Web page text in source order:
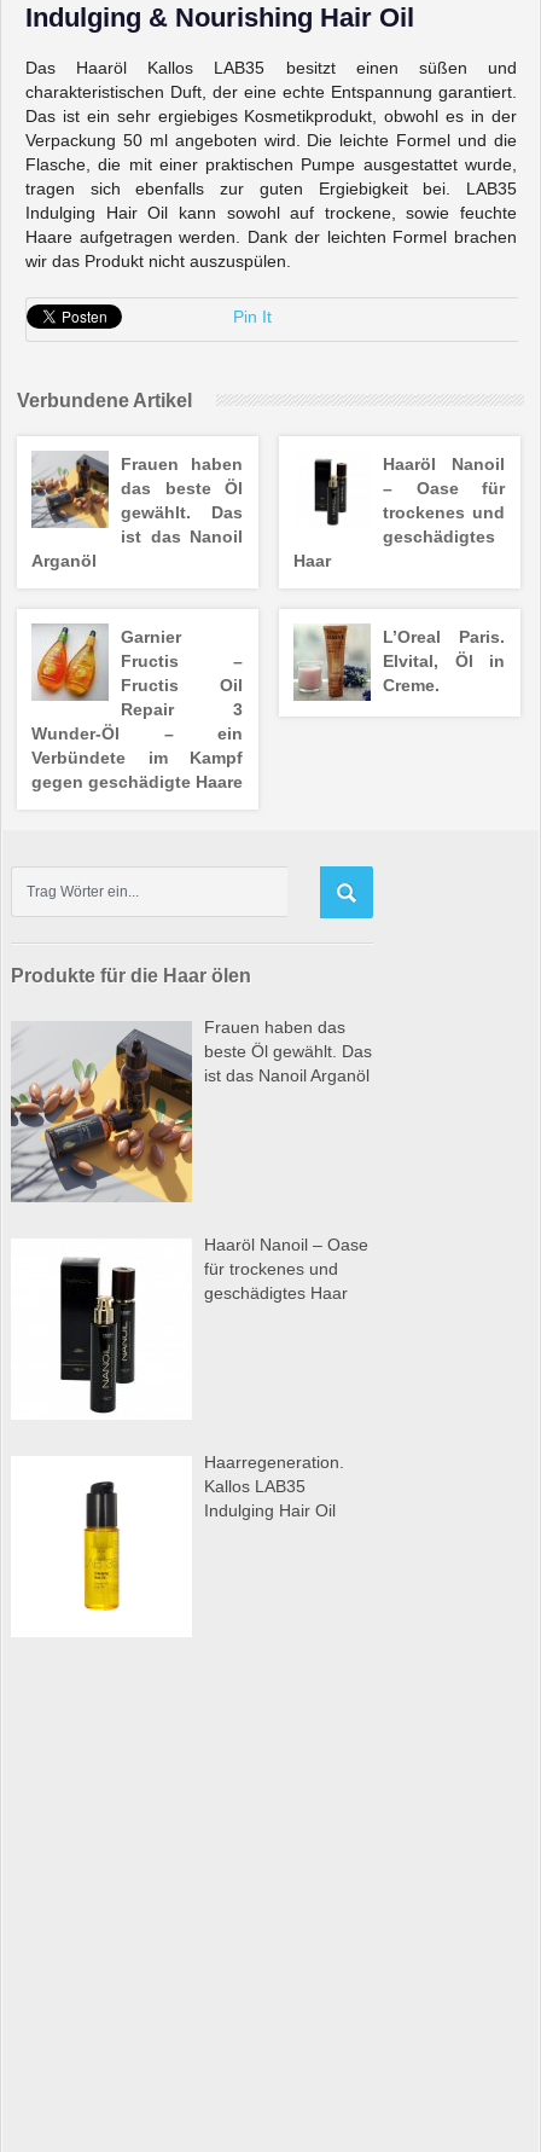
Indulging & Nourishing Hair Oil
Das Haaröl Kallos LAB35 besitzt einen süßen und
charakteristischen Duft, der eine echte Entspannung garantiert.
Das ist ein sehr ergiebiges Kosmetikprodukt, obwohl es in der
Verpackung 50 ml angeboten wird. Die leichte Formel und die
Flasche, die mit einer praktischen Pumpe ausgestattet wurde,
tragen sich ebenfalls zur guten Ergiebigkeit bei. LAB35
Indulging Hair Oil kann sowohl auf trockene, sowie feuchte
Haare aufgetragen werden. Dank der leichten Formel brachen
wir das Produkt nicht auszuspülen.
Pin It
Verbundene Artikel
Frauen haben
das beste Öl
gewählt. Das
ist das Nanoil
Arganöl
Haaröl Nanoil
– Oase für
trockenes und
geschädigtes
Haar
Garnier
Fructis –
Fructis Oil
Repair 3
Wunder-Öl – ein
Verbündete im Kampf
gegen geschädigte Haare
L’Oreal Paris.
Elvital, Öl in
Creme.
Produkte für die Haar ölen
Frauen haben das
beste Öl gewählt. Das
ist das Nanoil Arganöl
Haaröl Nanoil – Oase
für trockenes und
geschädigtes Haar
Haarregeneration.
Kallos LAB35
Indulging Hair Oil